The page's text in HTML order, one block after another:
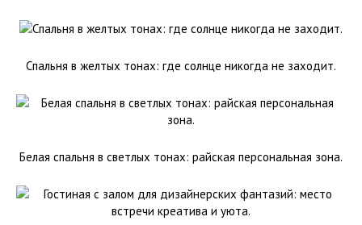
Спальня в желтых тонах: где солнце никогда не заходит.
Белая спальня в светлых тонах: райская персональная зона.